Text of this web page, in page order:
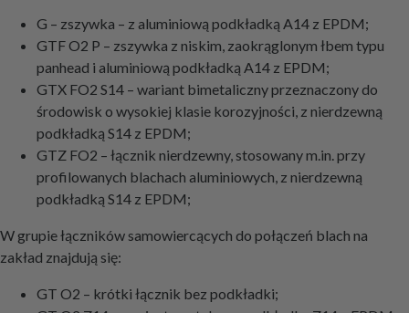
G – zszywka – z aluminiową podkładką A14 z EPDM;
GTF O2 P – zszywka z niskim, zaokrąglonym łbem typu
panhead i aluminiową podkładką A14 z EPDM;
GTX FO2 S14 – wariant bimetaliczny przeznaczony do
środowisk o wysokiej klasie korozyjności, z nierdzewną
podkładką S14 z EPDM;
GTZ FO2 – łącznik nierdzewny, stosowany m.in. przy
profilowanych blachach aluminiowych, z nierdzewną
podkładką S14 z EPDM;
W grupie łączników samowiercących do połączeń blach na
zakład znajdują się:
GT O2 – krótki łącznik bez podkładki;